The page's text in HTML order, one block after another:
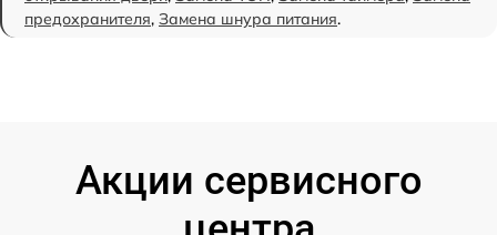
предохранителя, Замена шнура питания.
Акции сервисного